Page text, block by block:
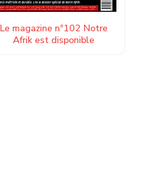
Le magazine n°102 Notre
Afrik est disponible